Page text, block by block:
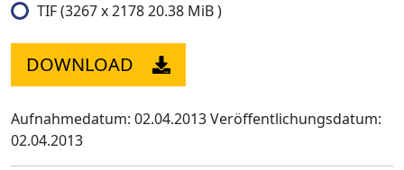
TIF (3267 x 2178 20.38 MiB )
DOWNLOAD
Aufnahmedatum: 02.04.2013Veröffentlichungsdatum:
02.04.2013